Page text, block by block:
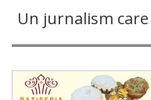
Un jurnalism